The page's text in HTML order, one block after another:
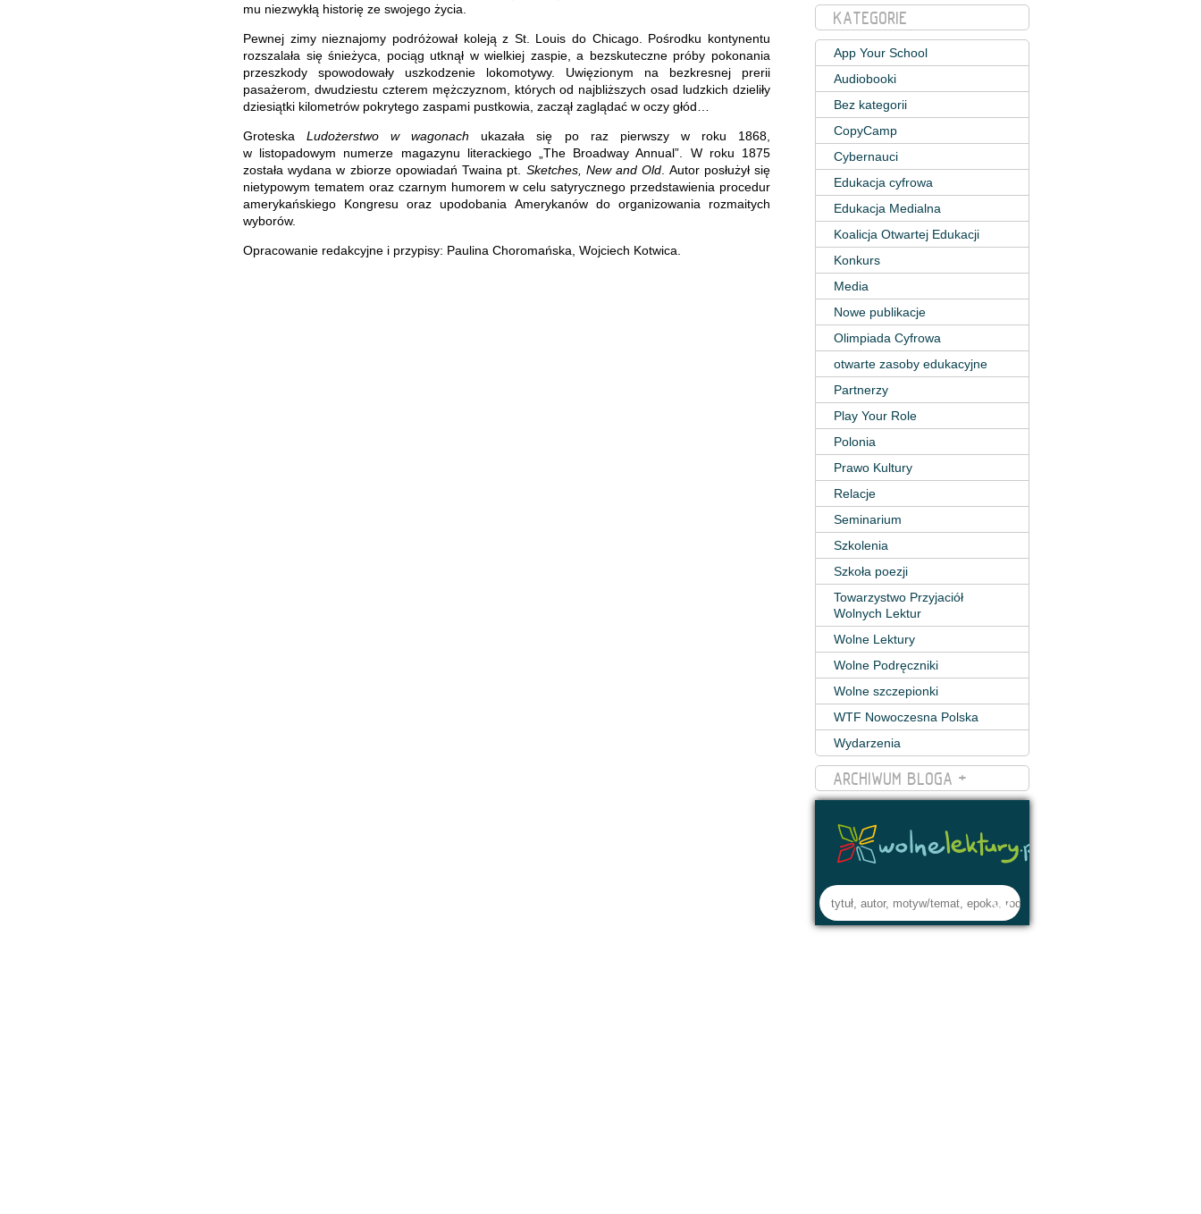
mu niezwykłą historię ze swojego życia.
Pewnej zimy nieznajomy podróżował koleją z St. Louis do Chicago. Pośrodku kontynentu
rozszalała się śnieżyca, pociąg utknął w wielkiej zaspie, a bezskuteczne próby pokonania
przeszkody spowodowały uszkodzenie lokomotywy. Uwięzionym na bezkresnej prerii
pasażerom, dwudziestu czterem mężczyznom, których od najbliższych osad ludzkich dzieliły
dziesiątki kilometrów pokrytego zaspami pustkowia, zaczął zaglądać w oczy głód…
GroteskaLudożerstwo w wagonach ukazała się po raz pierwszy w roku 1868,
w listopadowym numerze magazynu literackiego „The Broadway Annual”. W roku 1875
została wydana w zbiorze opowiadań Twaina pt. Sketches, New and Old . Autor posłużył się
nietypowym tematem oraz czarnym humorem w celu satyrycznego przedstawienia procedur
amerykańskiego Kongresu oraz upodobania Amerykanów do organizowania rozmaitych
wyborów.
Opracowanie redakcyjne i przypisy: Paulina Choromańska, Wojciech Kotwica.
KATEGORIE
App Your School
Audiobooki
Bez kategorii
CopyCamp
Cybernauci
Edukacja cyfrowa
Edukacja Medialna
Koalicja Otwartej Edukacji
Konkurs
Media
Nowe publikacje
Olimpiada Cyfrowa
otwarte zasoby edukacyjne
Partnerzy
Play Your Role
Polonia
Prawo Kultury
Relacje
Seminarium
Szkolenia
Szkoła poezji
Towarzystwo Przyjaciół
Wolnych Lektur
Wolne Lektury
Wolne Podręczniki
Wolne szczepionki
WTF Nowoczesna Polska
Wydarzenia
ARCHIWUM BLOGA +